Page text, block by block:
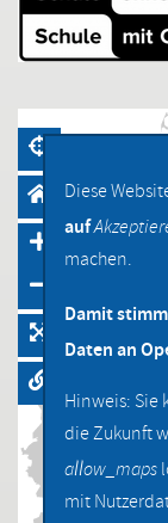
Diese
auf
machen.
Damit
Daten an
Hinweis:
die Zukunft
allow_maps
mit